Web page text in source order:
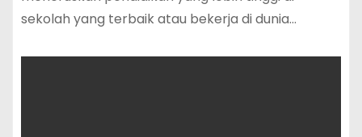
sekolah yang terbaik atau bekerja di dunia…